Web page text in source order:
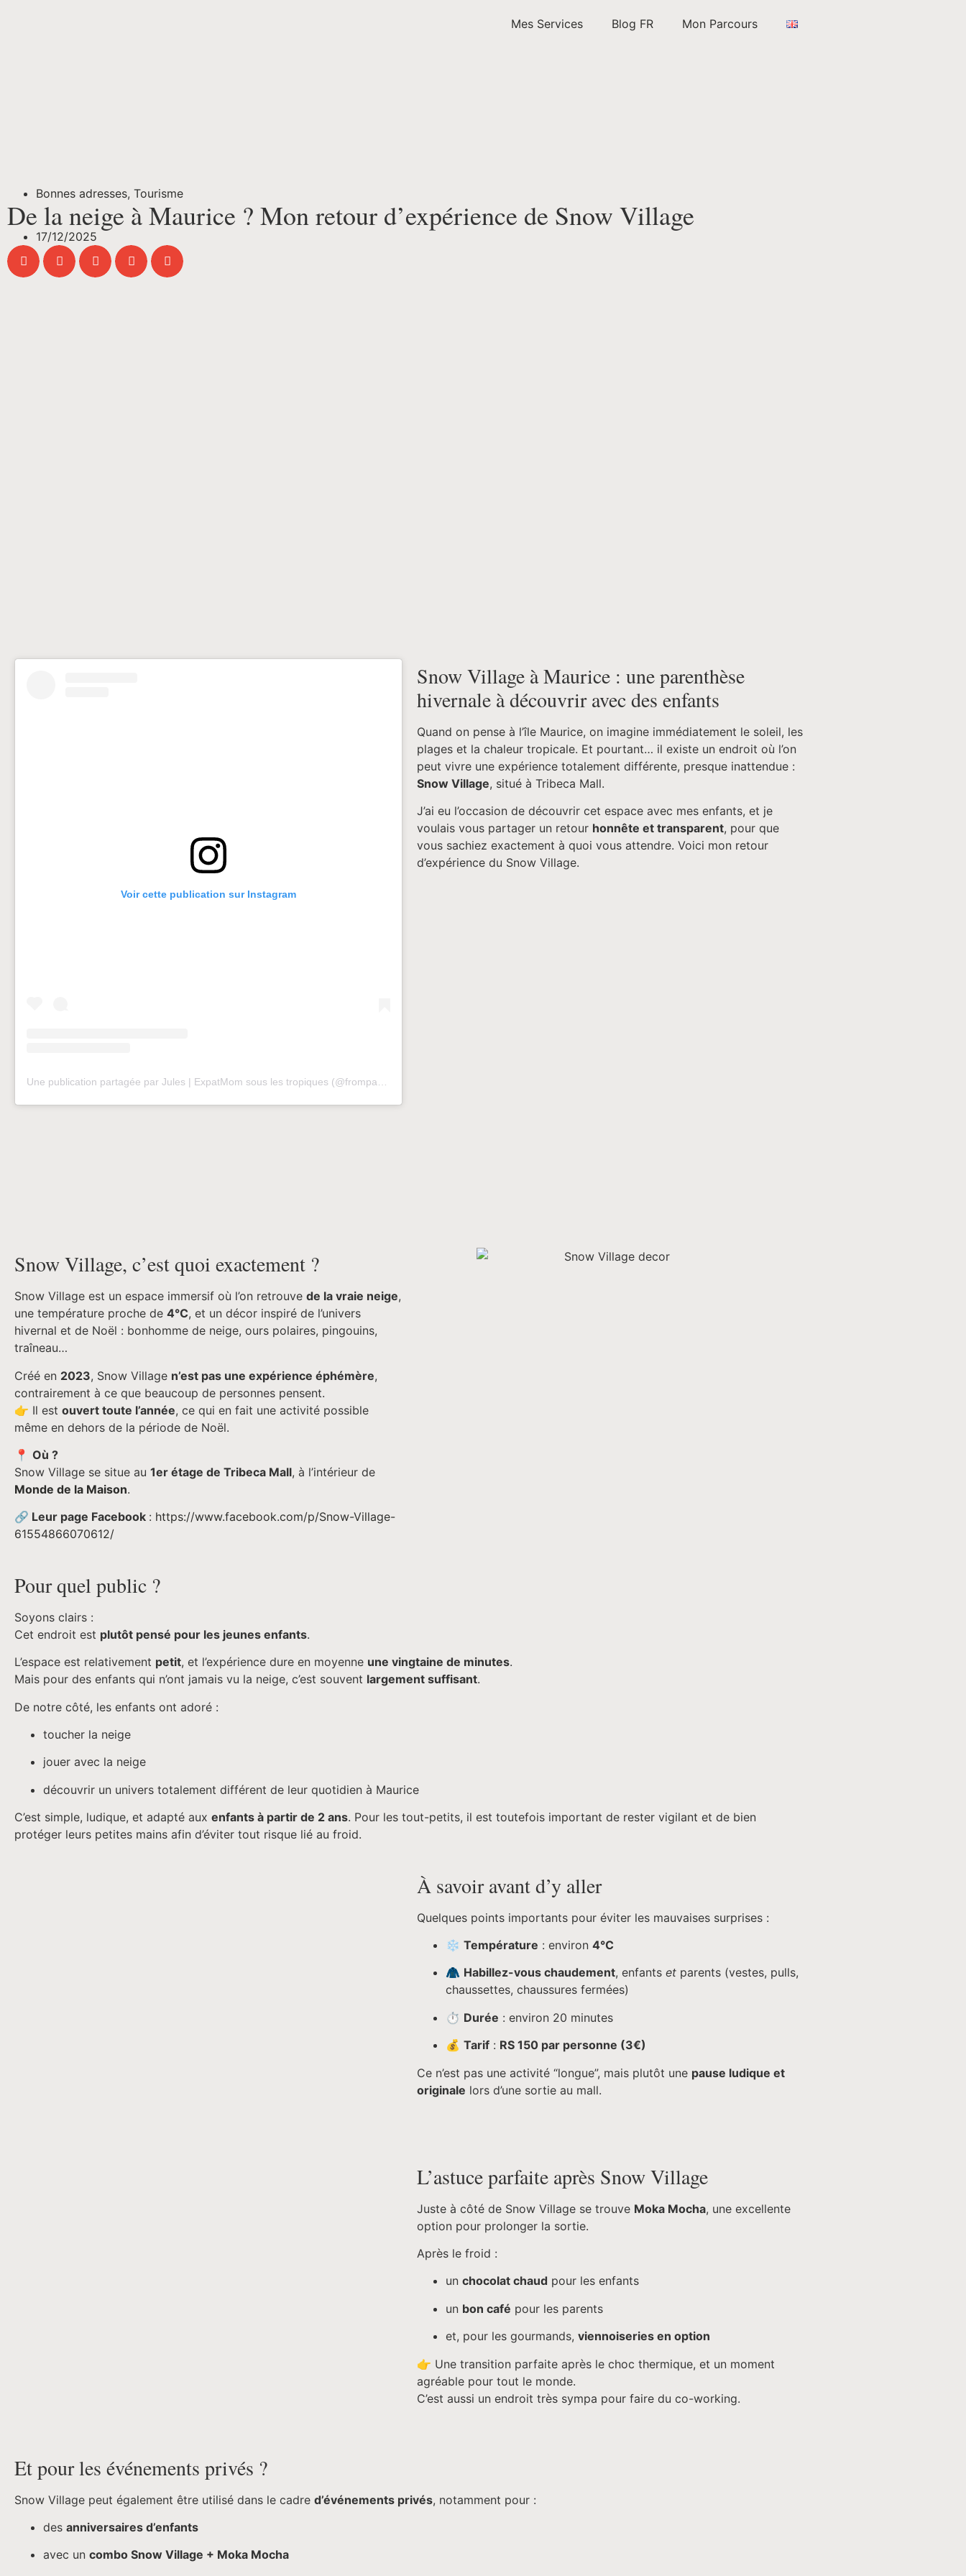
Mes Services Blog FR Mon Parcours
Bonnes adresses, Tourisme
De la neige à Maurice ? Mon retour d’expérience de Snow Village
17/12/2025
Voir cette publication sur Instagram
Une publication partagée par Jules | ExpatMom sous les tropiques (@fromparistomoris)
Snow Village à Maurice : une parenthèse
hivernale à découvrir avec des enfants
Quand on pense à l’île Maurice, on imagine immédiatement le soleil, les
plages et la chaleur tropicale. Et pourtant… il existe un endroit où l’on
peut vivre une expérience totalement différente, presque inattendue :
Snow Village, situé à Tribeca Mall.
J’ai eu l’occasion de découvrir cet espace avec mes enfants, et je
voulais vous partager un retour honnête et transparent, pour que
vous sachiez exactement à quoi vous attendre. Voici mon retour
d’expérience du Snow Village.
Snow Village, c’est quoi exactement ?
Snow Village est un espace immersif où l’on retrouve de la vraie neige,
une température proche de 4°C, et un décor inspiré de l’univers
hivernal et de Noël : bonhomme de neige, ours polaires, pingouins,
traîneau…
Créé en 2023, Snow Village n’est pas une expérience éphémère,
contrairement à ce que beaucoup de personnes pensent.
👉 Il est ouvert toute l’année, ce qui en fait une activité possible
même en dehors de la période de Noël.
📍 Où ?
Snow Village se situe au 1er étage de Tribeca Mall, à l’intérieur de
Monde de la Maison.
🔗 Leur page Facebook : https://www.facebook.com/p/Snow-Village-
61554866070612/
Pour quel public ?
Soyons clairs :
Cet endroit est plutôt pensé pour les jeunes enfants.
L’espace est relativement petit, et l’expérience dure en moyenne une vingtaine de minutes.
Mais pour des enfants qui n’ont jamais vu la neige, c’est souvent largement suffisant.
De notre côté, les enfants ont adoré :
toucher la neige
jouer avec la neige
découvrir un univers totalement différent de leur quotidien à Maurice
C’est simple, ludique, et adapté aux enfants à partir de 2 ans. Pour les tout-petits, il est toutefois important de rester vigilant et de bien
protéger leurs petites mains afin d’éviter tout risque lié au froid.
À savoir avant d’y aller
Quelques points importants pour éviter les mauvaises surprises :
❄️ Température : environ 4°C
🧥 Habillez-vous chaudement, enfants et parents (vestes, pulls,
chaussettes, chaussures fermées)
⏱️ Durée : environ 20 minutes
💰 Tarif : RS 150 par personne (3€)
Ce n’est pas une activité “longue”, mais plutôt une pause ludique et
originale lors d’une sortie au mall.
L’astuce parfaite après Snow Village
Juste à côté de Snow Village se trouve Moka Mocha, une excellente
option pour prolonger la sortie.
Après le froid :
un chocolat chaud pour les enfants
un bon café pour les parents
et, pour les gourmands, viennoiseries en option
👉 Une transition parfaite après le choc thermique, et un moment
agréable pour tout le monde.
C’est aussi un endroit très sympa pour faire du co-working.
Et pour les événements privés ?
Snow Village peut également être utilisé dans le cadre d’événements privés, notamment pour :
des anniversaires d’enfants
avec un combo Snow Village + Moka Mocha